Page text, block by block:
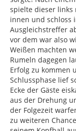
spielte dieser links
innen und schloss
Ausgleichstreffer
vor dem war also
Weißen machten
Rumeln dagegen
Erfolg zu kommen
Schlussphase lief
Ecke der Gäste
aus der Drehung
der Folgezeit
zu weiteren